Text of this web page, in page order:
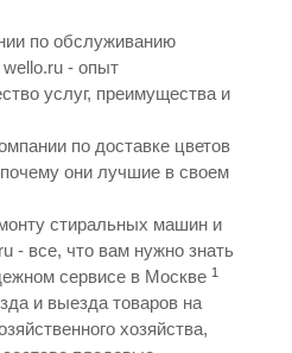
по обслуживанию
wello.ru - опыт
услуг, преимущества и
по доставке цветов
они лучшие в своем
стиральных машин и
- все, что вам нужно знать
сервисе в Москве 1
и выезда товаров на
хозяйства,